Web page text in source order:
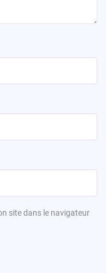
site dans le navigateur